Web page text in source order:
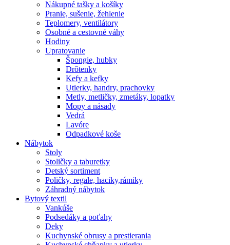
Nákupné tašky a košíky
Pranie, sušenie, žehlenie
Teplomery, ventilátory
Osobné a cestovné váhy
Hodiny
Upratovanie
Špongie, hubky
Drôtenky
Kefy a kefky
Utierky, handry, prachovky
Metly, metličky, zmetáky, lopatky
Mopy a násady
Vedrá
Lavóre
Odpadkové koše
Nábytok
Stoly
Stoličky a taburetky
Detský sortiment
Poličky, regale, haciky,rámiky
Záhradný nábytok
Bytový textil
Vankúše
Podsedáky a poťahy
Deky
Kuchynské obrusy a prestierania